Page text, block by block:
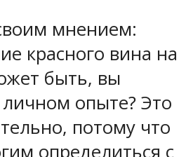
мнением:
красного вина на
быть, вы
личном опыте? Это
потому что
определиться с